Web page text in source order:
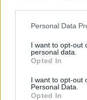
Personal Data
I want to opt-out
personal data.
Opted In
I want to opt-out
Personal Data.
Opted In